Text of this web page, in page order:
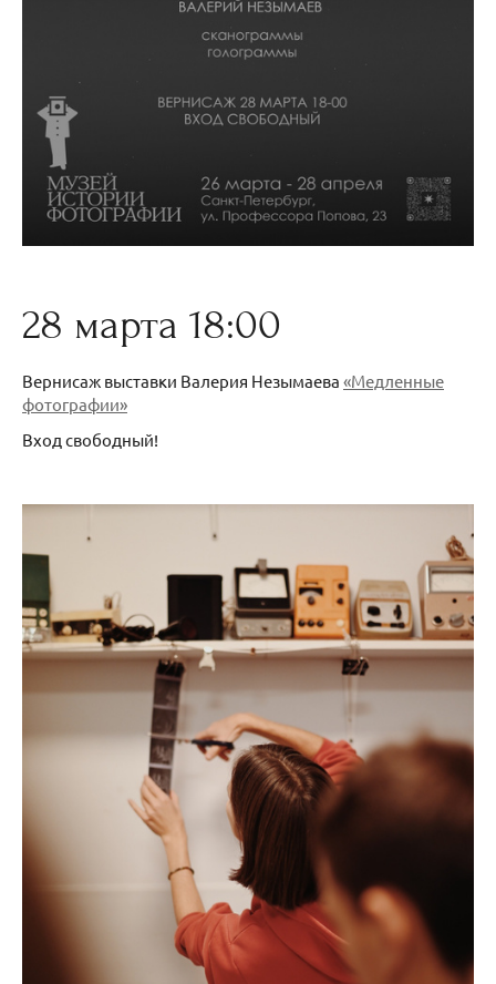
28 марта 18:00
Вернисаж выставки Валерия Незымаева «Медленные
фотографии»
Вход свободный!